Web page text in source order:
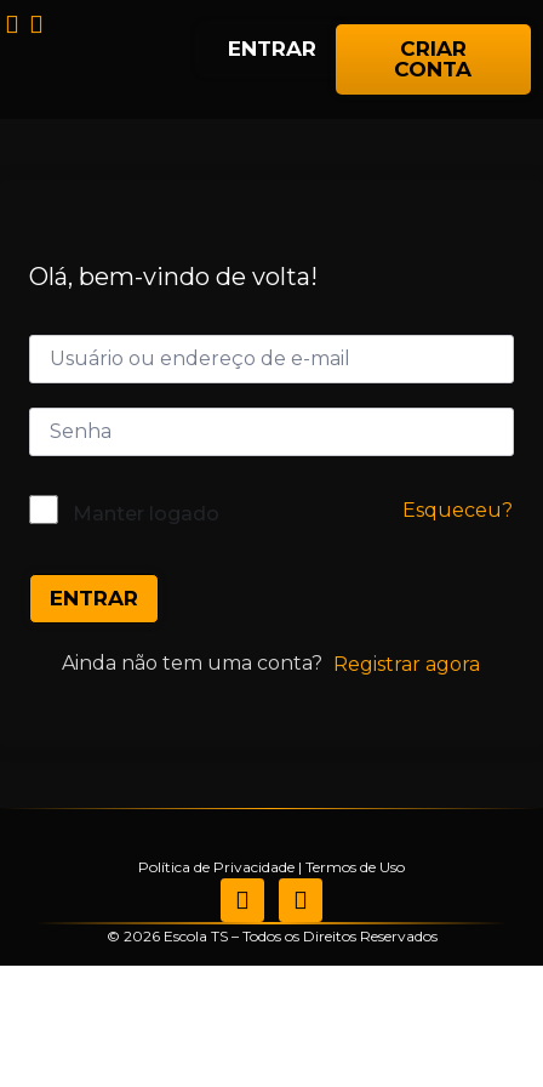
ENTRAR
CRIAR
CONTA
Olá, bem-vindo de volta!
Manter logado Esqueceu?
ENTRAR
Ainda não tem uma conta? Registrar agora
Política de Privacidade | Termos de Uso
© 2026 Escola TS – Todos os Direitos Reservados